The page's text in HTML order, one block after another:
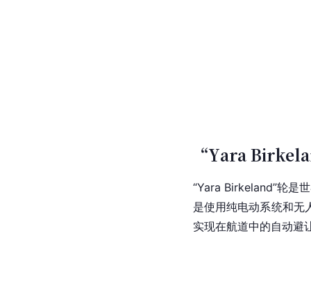
“Yara
“Yara Birkeland”轮是
是使用纯电动系统和无
实现在航道中的自动避